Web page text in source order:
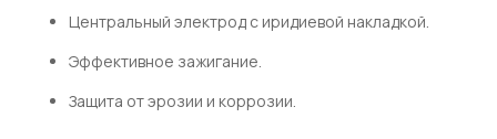
Центральный электрод с иридиевой накладкой.
Эффективное зажигание.
Защита от эрозии и коррозии.